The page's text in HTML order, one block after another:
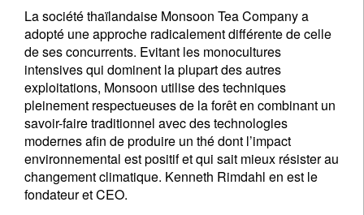
La société thaïlandaise Monsoon Tea Company a
adopté une approche radicalement différente de celle
de ses concurrents. Evitant les monocultures
intensives qui dominent la plupart des autres
exploitations, Monsoon utilise des techniques
pleinement respectueuses de la forêt en combinant un
savoir-faire traditionnel avec des technologies
modernes afin de produire un thé dont l’impact
environnemental est positif et qui sait mieux résister au
changement climatique. Kenneth Rimdahl en est le
fondateur et CEO.